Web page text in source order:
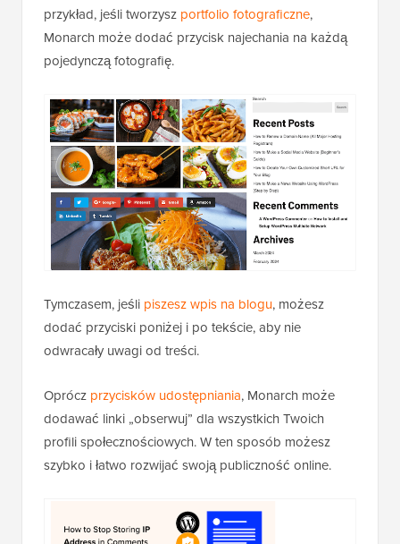
przykład, jeśli tworzysz portfolio fotograficzne,
Monarch może dodać przycisk najechania na każdą
pojedynczą fotografię.
Tymczasem, jeśli piszesz wpis na blogu, możesz
dodać przyciski poniżej i po tekście, aby nie
odwracały uwagi od treści.
Oprócz przycisków udostępniania, Monarch może
dodawać linki „obserwuj” dla wszystkich Twoich
profili społecznościowych. W ten sposób możesz
szybko i łatwo rozwijać swoją publiczność online.